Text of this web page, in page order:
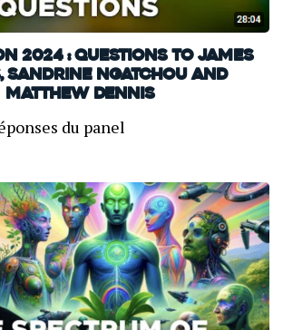
2024 : Questions to James
Sandrine Ngatchou and
Matthew Dennis
du panel